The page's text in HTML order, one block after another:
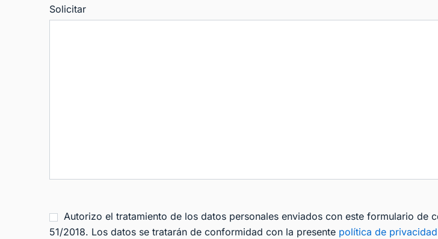
Solicitar
Autorizo el tratamiento de los datos personales enviados con este formulario de
51/2018. Los datos se tratarán de conformidad con la presente política de privacidad